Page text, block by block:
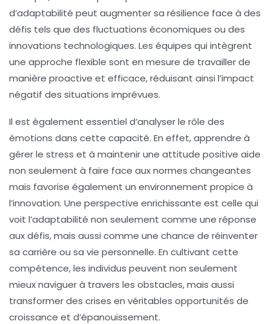
d’adaptabilité peut augmenter sa résilience face à des
défis tels que des fluctuations économiques ou des
innovations technologiques. Les équipes qui intègrent
une approche flexible sont en mesure de travailler de
manière proactive et efficace, réduisant ainsi l’impact
négatif des situations imprévues.
Il est également essentiel d’analyser le rôle des
émotions dans cette capacité. En effet, apprendre à
gérer le stress et à maintenir une attitude positive aide
non seulement à faire face aux normes changeantes
mais favorise également un environnement propice à
l’innovation. Une perspective enrichissante est celle qui
voit l’adaptabilité non seulement comme une réponse
aux défis, mais aussi comme une chance de réinventer
sa carrière ou sa vie personnelle. En cultivant cette
compétence, les individus peuvent non seulement
mieux naviguer à travers les obstacles, mais aussi
transformer des crises en véritables opportunités de
croissance et d’épanouissement.